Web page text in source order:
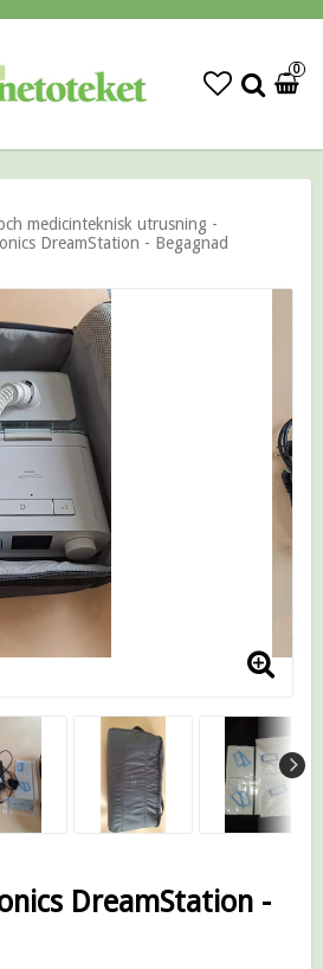
0
medicinteknisk utrusning -
DreamStation - Begagnad
DreamStation -